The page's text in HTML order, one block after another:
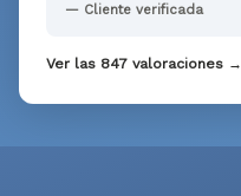
— Cliente verificada
Ver las 847 valoraciones →